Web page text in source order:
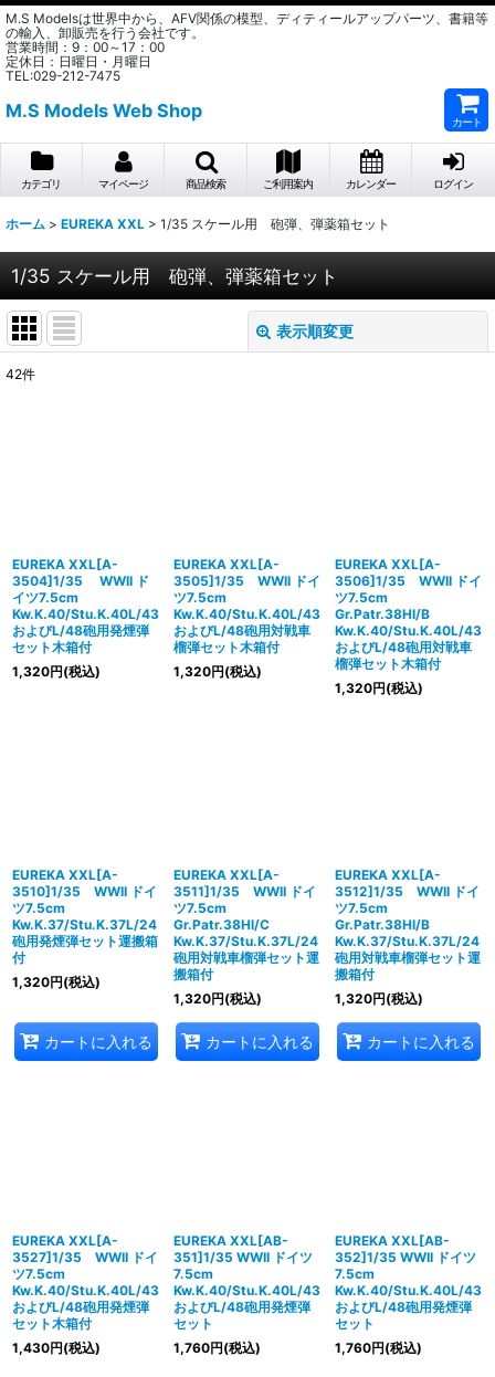
M.S Modelsは世界中から、AFV関係の模型、ディティールアップパーツ、書籍等
の輸入、卸販売を行う会社です。
営業時間：9：00～17：00
定休日：日曜日・月曜日
TEL:029-212-7475
M.S Models Web Shop
カート
カテゴリ マイページ 商品検索 ご利用案内 カレンダー ログイン
ホーム > EUREKA XXL > 1/35 スケール用 砲弾、弾薬箱セット
1/35 スケール用 砲弾、弾薬箱セット
表示順変更
絞り込む
42件
EUREKA XXL[A-
3504]1/35 WWII ド
イツ7.5cm
Kw.K.40/Stu.K.40L/43
およびL/48砲用発煙弾
セット木箱付
1,320円(税込)
EUREKA XXL[A-
3505]1/35 WWII ドイ
ツ7.5cm
Kw.K.40/Stu.K.40L/43
およびL/48砲用対戦車
榴弾セット木箱付
1,320円(税込)
EUREKA XXL[A-
3506]1/35 WWII ドイ
ツ7.5cm
Gr.Patr.38Hl/B
Kw.K.40/Stu.K.40L/43
およびL/48砲用対戦車
榴弾セット木箱付
1,320円(税込)
EUREKA XXL[A-
3510]1/35 WWII ドイ
ツ7.5cm
Kw.K.37/Stu.K.37L/24
砲用発煙弾セット運搬箱
付
1,320円(税込)
カートに入れる
EUREKA XXL[A-
3511]1/35 WWII ドイ
ツ7.5cm
Gr.Patr.38Hl/C
Kw.K.37/Stu.K.37L/24
砲用対戦車榴弾セット運
搬箱付
1,320円(税込)
カートに入れる
EUREKA XXL[A-
3512]1/35 WWII ドイ
ツ7.5cm
Gr.Patr.38Hl/B
Kw.K.37/Stu.K.37L/24
砲用対戦車榴弾セット運
搬箱付
1,320円(税込)
カートに入れる
EUREKA XXL[A-
3527]1/35 WWII ドイ
ツ7.5cm
Kw.K.40/Stu.K.40L/43
およびL/48砲用発煙弾
セット木箱付
1,430円(税込)
EUREKA XXL[AB-
351]1/35 WWII ドイツ
7.5cm
Kw.K.40/Stu.K.40L/43
およびL/48砲用発煙弾
セット
1,760円(税込)
EUREKA XXL[AB-
352]1/35 WWII ドイツ
7.5cm
Kw.K.40/Stu.K.40L/43
およびL/48砲用発煙弾
セット
1,760円(税込)